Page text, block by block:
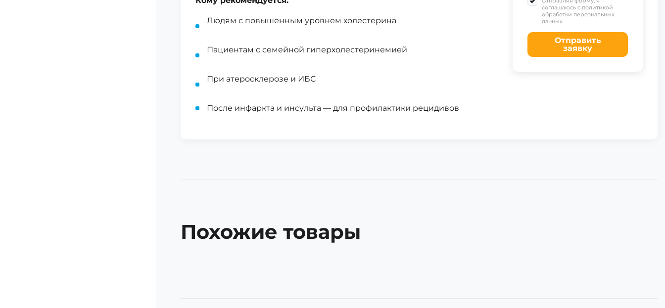
Людям с повышенным уровнем холестерина
Пациентам с семейной гиперхолестеринемией
При атеросклерозе и ИБС
После инфаркта и инсульта — для профилактики рецидивов
соглашаюсь с политикой
обработки персональных
данных
Отправить
заявку
Похожие товары